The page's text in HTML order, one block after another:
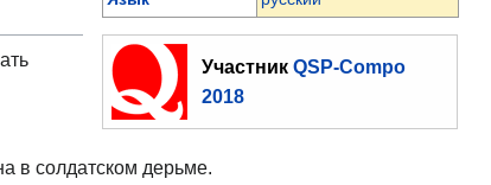
УчастникQSP-Compo
2018
в солдатском дерьме.